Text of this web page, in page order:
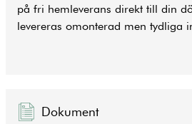
på fri hemleverans direkt till din
levereras omonterad men tydliga
Dokument